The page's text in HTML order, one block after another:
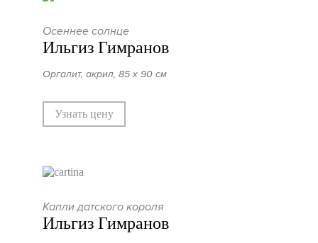
Осеннее солнце
Ильгиз Гимранов
Оргалит, акрил, 85 х 90 см
Узнать цену
Капли датского короля
Ильгиз Гимранов